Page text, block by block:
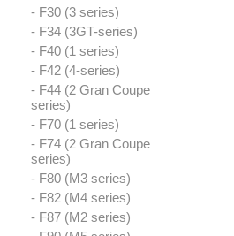
- F30 (3 series)
- F34 (3GT-series)
- F40 (1 series)
- F42 (4-series)
- F44 (2 Gran Coupe
series)
- F70 (1 series)
- F74 (2 Gran Coupe
series)
- F80 (M3 series)
- F82 (M4 series)
- F87 (M2 series)